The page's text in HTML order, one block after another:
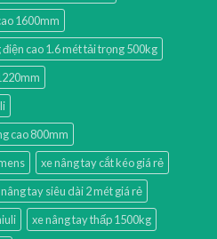
1600mm
cao 1.6 mét tải trọng 500kg
cao 800mm
xe nâng tay cắt kéo giá rẻ
tay siêu dài 2 mét giá rẻ
xe nâng tay thấp 1500kg